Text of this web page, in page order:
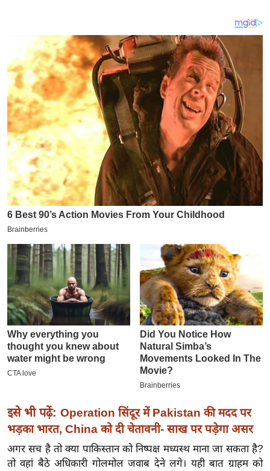
2
0
2
6
क्रा
इ
म
ई
-
पे
प
र
मि
सा
ल
बे
मि
सा
ल
य
त
यं
ग
इसे भी पढ़ें: Operation सिंदूर में Pakistan की मदद पर
भड़का भारत, China को दी चेतावनी- साख पर पड़ेगा असर
अगर सच है तो क्या पाकिस्तान को निष्पक्ष मध्यस्थ माना जा सकता है?
तो वहां बैठे अधिकारी गोलमोल जवाब देने लगे। यही बात ग्राहम को